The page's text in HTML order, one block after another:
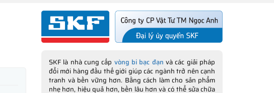
SKF là nhà cung cấp vòng bi bạc đạn và các giải pháp
đổi mới hàng đầu thế giới giúp các ngành trở nên cạnh
tranh và bền vững hơn. Bằng cách làm cho sản phẩm
nhẹ hơn, hiệu quả hơn, bền lâu hơn và có thể sửa chữa